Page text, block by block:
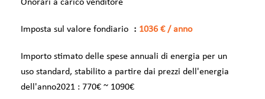
Onorari a carico venditore
Imposta sul valore fondiario 1036 € / anno
Importo stimato delle spese annuali di energia per un
uso standard, stabilito a partire dai prezzi dell'energia
dell'anno2021 : 770€ ~ 1090€